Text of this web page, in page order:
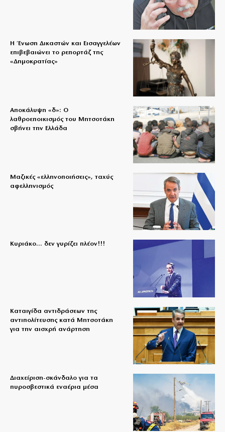
Η Ένωση Δικαστών και Εισαγγελέων
επιβεβαιώνει το ρεπορτάζ της
«Δημοκρατίας»
Αποκάλυψη «δ»: Ο
λαθροεποικισμός του Μητσοτάκη
σβήνει την Ελλάδα
Μαζικές «ελληνοποιήσεις», ταχύς
αφελληνισμός
Κυριάκο… δεν γυρίζει πλέον!!!
Καταιγίδα αντιδράσεων της
αντιπολίτευσης κατά Μητσοτάκη
για την αισχρή ανάρτηση
Διαχείριση-σκάνδαλο για τα
πυροσβεστικά εναέρια μέσα